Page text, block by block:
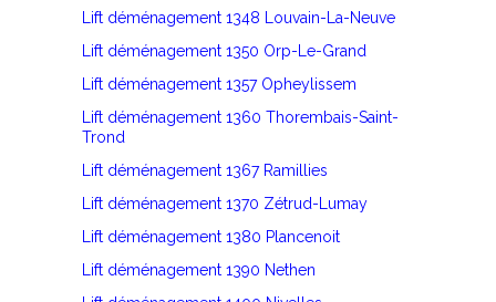
Lift déménagement 1348 Louvain-La-Neuve
Lift déménagement 1350 Orp-Le-Grand
Lift déménagement 1357 Opheylissem
Lift déménagement 1360 Thorembais-Saint-
Trond
Lift déménagement 1367 Ramillies
Lift déménagement 1370 Zétrud-Lumay
Lift déménagement 1380 Plancenoit
Lift déménagement 1390 Nethen